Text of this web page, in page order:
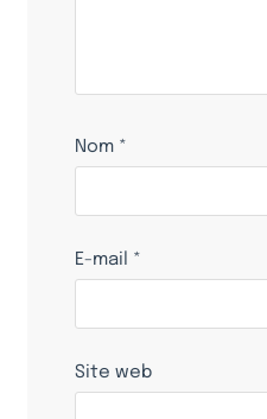
Nom *
E-mail *
Site web